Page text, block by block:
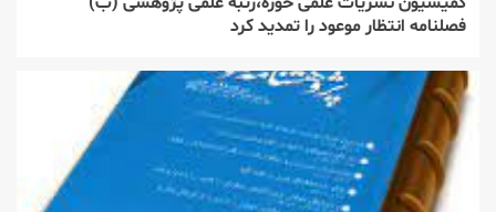
فصلنامه انتظار موعود را تمدید کرد